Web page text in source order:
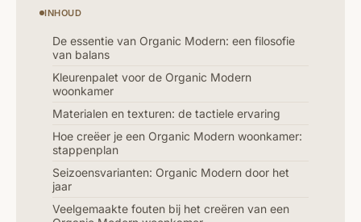
INHOUD
De essentie van Organic Modern: een filosofie
van balans
Kleurenpalet voor de Organic Modern
woonkamer
Materialen en texturen: de tactiele ervaring
Hoe creëer je een Organic Modern woonkamer:
stappenplan
Seizoensvarianten: Organic Modern door het
jaar
Veelgemaakte fouten bij het creëren van een